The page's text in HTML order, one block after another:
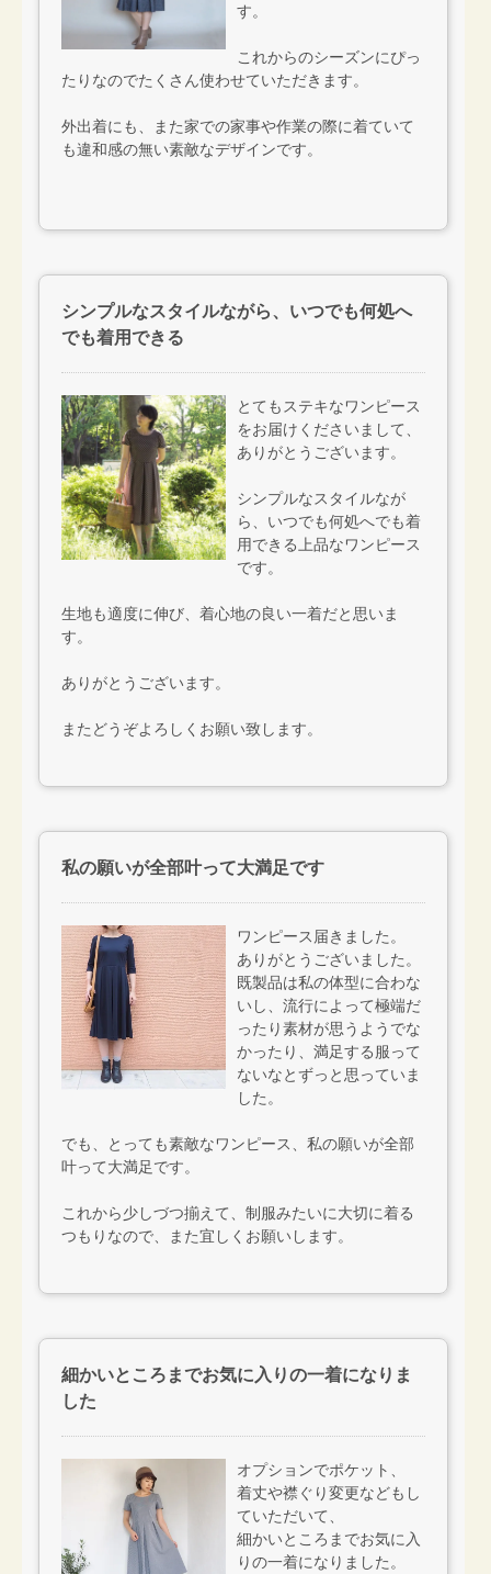
す。
これからのシーズンにぴっ
たりなのでたくさん使わせていただきます。
外出着にも、また家での家事や作業の際に着ていて
も違和感の無い素敵なデザインです。
シンプルなスタイルながら、いつでも何処へ
でも着用できる
とてもステキなワンピース
をお届けくださいまして、
ありがとうございます。
シンプルなスタイルなが
ら、いつでも何処へでも着
用できる上品なワンピース
です。
生地も適度に伸び、着心地の良い一着だと思いま
す。
ありがとうございます。
またどうぞよろしくお願い致します。
私の願いが全部叶って大満足です
ワンピース届きました。
ありがとうございました。
既製品は私の体型に合わな
いし、流行によって極端だ
ったり素材が思うようでな
かったり、満足する服って
ないなとずっと思っていま
した。
でも、とっても素敵なワンピース、私の願いが全部
叶って大満足です。
これから少しづつ揃えて、制服みたいに大切に着る
つもりなので、また宜しくお願いします。
細かいところまでお気に入りの一着になりま
した
オプションでポケット、
着丈や襟ぐり変更などもし
ていただいて、
細かいところまでお気に入
りの一着になりました。